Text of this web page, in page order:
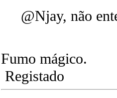
@Njay, não
Fumo mágico.
Registado